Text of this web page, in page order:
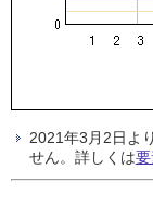
2021年3月2日よ
せん。詳しくは